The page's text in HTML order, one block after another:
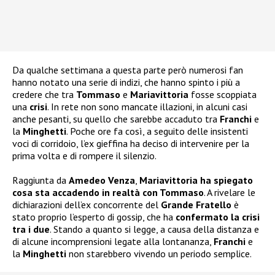
Da qualche settimana a questa parte però numerosi fan
hanno notato una serie di indizi, che hanno spinto i più a
credere che tra Tommaso e Mariavittoria fosse scoppiata
una crisi. In rete non sono mancate illazioni, in alcuni casi
anche pesanti, su quello che sarebbe accaduto tra Franchi e
la Minghetti. Poche ore fa così, a seguito delle insistenti
voci di corridoio, l’ex gieffina ha deciso di intervenire per la
prima volta e di rompere il silenzio.
Raggiunta da Amedeo Venza Mariavittoria ha spiegato
cosa sta accadendo in realtà con Tommaso. A rivelare le
dichiarazioni dell’ex concorrente del Grande Fratello è
stato proprio l’esperto di gossip, che ha confermato la crisi
tra i due. Stando a quanto si legge, a causa della distanza e
di alcune incomprensioni legate alla lontananza, Franchi e
la Minghetti non starebbero vivendo un periodo semplice.